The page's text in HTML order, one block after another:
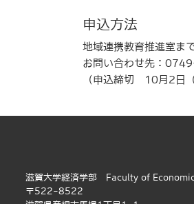
申込方法
地域連携教育推進室ま
お問い合わせ先：
（申込締切 10月2日
滋賀大学経済学部 Faculty of
〒522-8522